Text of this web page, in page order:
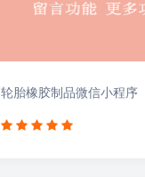
轮胎橡胶制品微信小程序